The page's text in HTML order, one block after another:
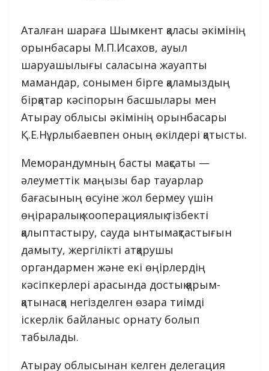
Аталған шараға Шымкент қаласы әкімінің
орынбасары М.П.Исахов, ауыл
шаруашылығы саласына жауапты
мамандар, сонымен бірге қаламыздың
бірқатар кәсіпорын басшылары мен
Атырау облысы әкімінің орынбасары
Қ.Е.Нұрлыбаевпен оның өкілдері қатысты.
Меморандумның басты мақсаты —
әлеуметтік маңызы бар тауарлар
бағасының өсуіне жол бермеу үшін
өңіраралық кооперациялық тізбекті
қалыптастыру, сауда ынтымақтастығын
дамыту, жергілікті атқарушы
органдармен және екі өңірлердің
кәсіпкерлері арасында достық қарым-
қатынасқа негізделген өзара тиімді
іскерлік байланыс орнату болып
табылады.
Атырау облысынан келген делегация